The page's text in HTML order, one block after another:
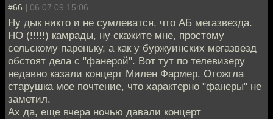
#66 | 06.07.09 15:06
Ну дык никто и не сумлеватся, что АБ мегазвезда.
НО (!!!!!) камрады, ну скажите мне, простому
сельскому пареньку, а как у буржуинских мегазвезд
обстоят дела с "фанерой". Вот тут по телевизеру
недавно казали концерт Милен Фармер. Отожгла
старушка мое почтение, что характерно "фанеры" не
заметил.
Ах да, еще вчера ночью давали концерт